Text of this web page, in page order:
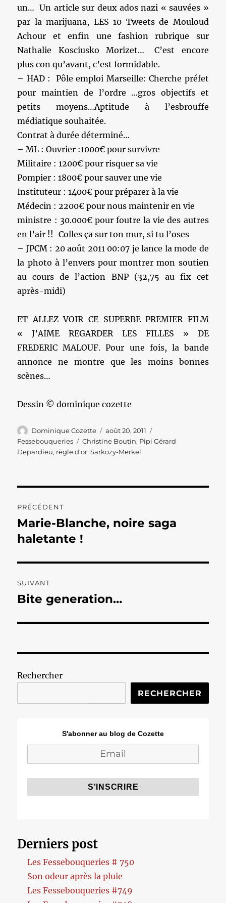
un… Un article sur deux ados nazi « sauvées »
par la marijuana, LES 10 Tweets de Mouloud
Achour et enfin une fashion rubrique sur
Nathalie Kosciusko Morizet… C’est encore
plus con qu’avant, c’est formidable.
– HAD : Pôle emploi Marseille: Cherche préfet
pour maintien de l’ordre …gros objectifs et
petits moyens…Aptitude à l’esbrouffe
médiatique souhaitée.
Contrat à durée déterminé…
– ML : Ouvrier :1000€ pour survivre
Militaire : 1200€ pour risquer sa vie
Pompier : 1800€ pour sauver une vie
Instituteur : 1400€ pour préparer à la vie
Médecin : 2200€ pour nous maintenir en vie
ministre : 30.000€ pour foutre la vie des autres
en l’air !! Colles ça sur ton mur, si tu l’oses
– JPCM : 20 août 2011 00:07 je lance la mode de
la photo à l’envers pour montrer mon soutien
au cours de l’action BNP (32,75 au fix cet
après-midi)
ET ALLEZ VOIR CE SUPERBE PREMIER FILM
« J’AIME REGARDER LES FILLES » DE
FREDERIC MALOUF. Pour une fois, la bande
annonce ne montre que les moins bonnes
scènes…
Dessin © dominique cozette
Auteur
Dominique Cozette
Publié
le
août 20, 2011
Fessebouqueries
Étiquettes
Christine Boutin, Pipi Gérard
Depardieu, règle d'or,Sarkozy-Merkel
de
l’article
PRÉCÉDENT
Publication
précédente :
Marie-Blanche, noire saga
haletante !
SUIVANT
Publication
Bite generation…
Rechercher
RECHERCHER
S'abonner au blog de Cozette
Derniers post
Les Fessebouqueries # 750
Son odeur après la pluie
Les Fessebouqueries #749